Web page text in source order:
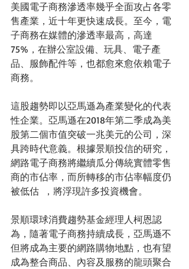
美國電子商務滲透率幾乎全面攻占各零
售產業，近十年更快速成長。至今，電
子商務在媒體的滲透率最高，高達
75%，在辦公室設備、玩具、電子產
品、服飾配件等，也都愈來愈依賴電子
商務。
這股趨勢即以亞馬遜為產業變化的代表
性企業。亞馬遜在2018年第二季成為美
股第二個市值突破一兆美元的公司，深
具跨時代意義。根據景順投信的研究，
網路電子商務將繼續瓜分傳統實體零售
商的市佔率，而所轉移的市佔率幅度仍
被低估  ，將浮現許多投資機會。
景順環球消費趨勢基金經理人柯恩認
為，隨著電子商務持續成長，亞馬遜不
但將成為主要的網路購物地點，也有望
成為整合商品、內容及服務的龍頭聚合